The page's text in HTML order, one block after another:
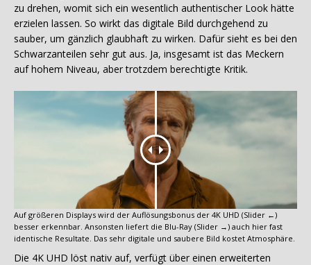
zu drehen, womit sich ein wesentlich authentischer Look hätte
erzielen lassen. So wirkt das digitale Bild durchgehend zu
sauber, um gänzlich glaubhaft zu wirken. Dafür sieht es bei den
Schwarzanteilen sehr gut aus. Ja, insgesamt ist das Meckern
auf hohem Niveau, aber trotzdem berechtigte Kritik.
Auf größeren Displays wird der Auflösungsbonus der 4K UHD (Slider ←)
besser erkennbar. Ansonsten liefert die Blu-Ray (Slider →) auch hier fast
identische Resultate. Das sehr digitale und saubere Bild kostet Atmosphäre.
Die 4K UHD löst nativ auf, verfügt über einen erweiterten